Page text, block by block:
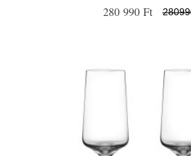
280 990 Ft